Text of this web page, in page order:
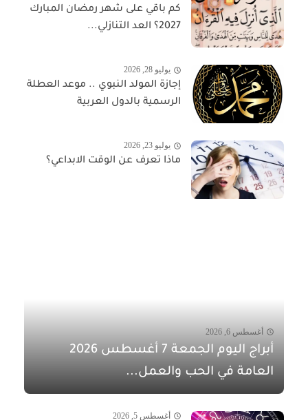
كم باقي على شهر رمضان المبارك
2027؟ العد التنازلي...
يوليو 28, 2026
إجازة المولد النبوي .. موعد العطلة
الرسمية بالدول العربية
يوليو 23, 2026
ماذا تعرف عن الوقت الابداعي؟
أغسطس 6, 2026
أبراج اليوم الجمعة 7 أغسطس 2026
العامة في الحب والعمل...
أغسطس 5, 2026